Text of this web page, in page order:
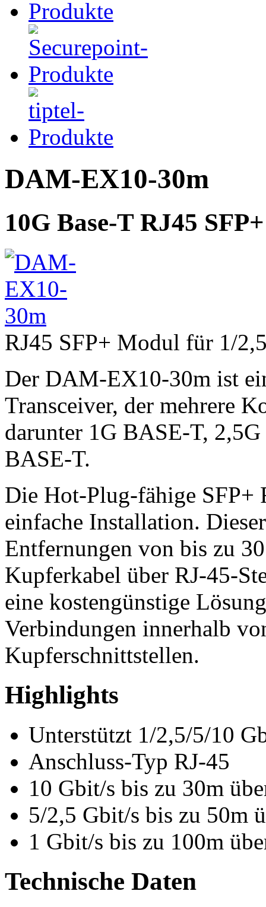
DAM-EX10-30m
10G Base-T RJ45
RJ45 SFP+ Modul für 1/
Der DAM-EX10-30m ist
Transceiver, der mehrere
darunter 1G BASE-T,
BASE-T.
Die Hot-Plug-fähige
einfache Installation.
Entfernungen von bis zu
Kupferkabel über RJ-45-
eine kostengünstige
Verbindungen innerhalb
Kupferschnittstellen.
Highlights
Unterstützt 1/2,5/5/10
Anschluss-Typ RJ-45
10 Gbit/s bis zu 30m
5/2,5 Gbit/s bis zu 50m
1 Gbit/s bis zu 100m
Technische Daten